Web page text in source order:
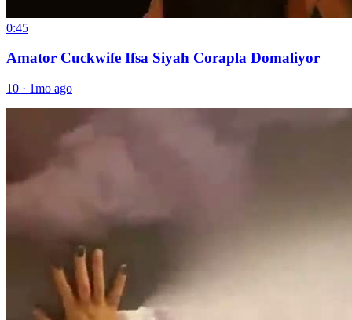
0:45
Amator Cuckwife Ifsa Siyah Corapla Domaliyor
10 · 1mo ago